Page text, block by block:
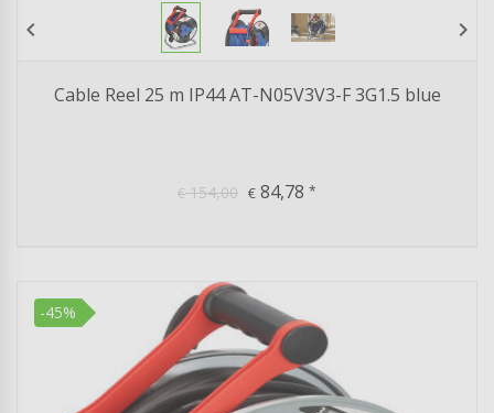
chevron_left chevron_right
Cable Reel 25 m IP44 AT-N05V3V3-F 3G1.5 blue
€154,00 € 84,78 *
-45%